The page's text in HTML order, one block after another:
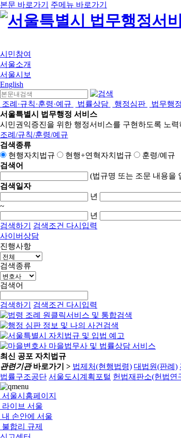
본문 바로가기 주메뉴 바로가기
시민참여
서울소개
서울시보
English
조례·규칙·훈령·예규 법률상담 행정심판 법무행
서울특별시 법무행정 서비스
시민권익증진을 위한 행정서비스를 구현하도록 노력
조례/규칙/훈령/예규
검색종류
현행자치법규
현행+연혁자치법규
훈령/예규
검색어
(법규명 또는 조문 내용을
검색일자
년
~
년
검색하기
검색조건 다시입력
사이버상담
진행사항
검색종류
검색어
검색하기 검색조건 다시입력
최신 공포 자치법규
관련기관바로가기 > 법제처(현행법령) 대법원(판례)
법률구조공단 서울도시계획포털 헌법재판소(헌법연
서울시홈페이지
라이브 서울
내 손안에 서울
불합리 규제